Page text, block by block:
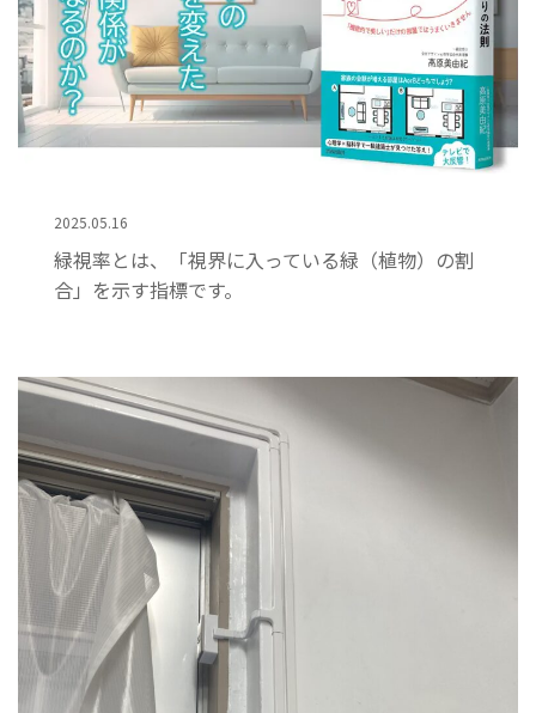
2025.05.16
緑視率とは、「視界に入っている緑（植物）の割
合」を示す指標です。